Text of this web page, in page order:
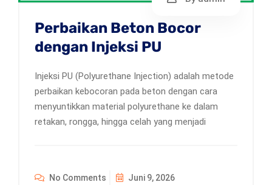
Perbaikan Beton Bocor
dengan Injeksi PU
Injeksi PU (Polyurethane Injection) adalah metode
perbaikan kebocoran pada beton dengan cara
menyuntikkan material polyurethane ke dalam
retakan, rongga, hingga celah yang menjadi
No Comments Juni 9, 2026